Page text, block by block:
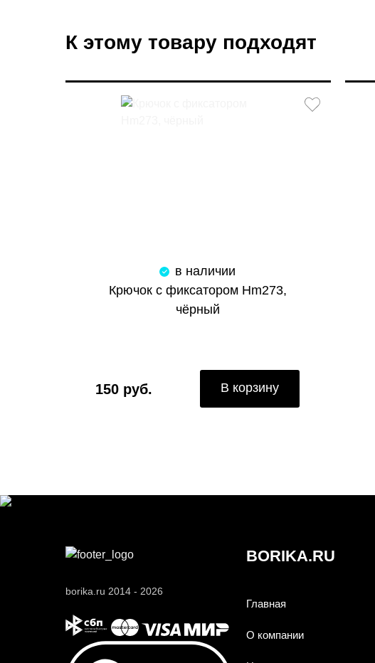
К этому товару подходят
в наличии
Крючок с фиксатором Hm273,
чёрный
150 руб. В корзину
borika.ru 2014 - 2026
BORIKA.RU
Главная
О компании